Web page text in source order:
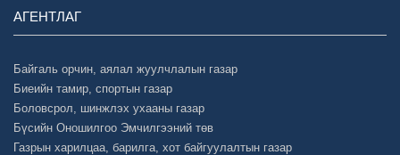
АГЕНТЛАГ
Байгаль орчин, аялал жуулчлалын газар
Биеийн тамир, спортын газар
Боловсрол, шинжлэх ухааны газар
Бүсийн Оношилгоо Эмчилгээний төв
Газрын харилцаа, барилга, хот байгуулалтын газар